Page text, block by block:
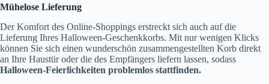
Mühelose Lieferung
Der Komfort des Online-Shoppings erstreckt sich auch auf die
Lieferung Ihres Halloween-Geschenkkorbs. Mit nur wenigen Klicks
können Sie sich einen wunderschön zusammengestellten Korb direkt
an Ihre Haustür oder die des Empfängers liefern lassen, sodass
Halloween-Feierlichkeiten problemlos stattfinden.